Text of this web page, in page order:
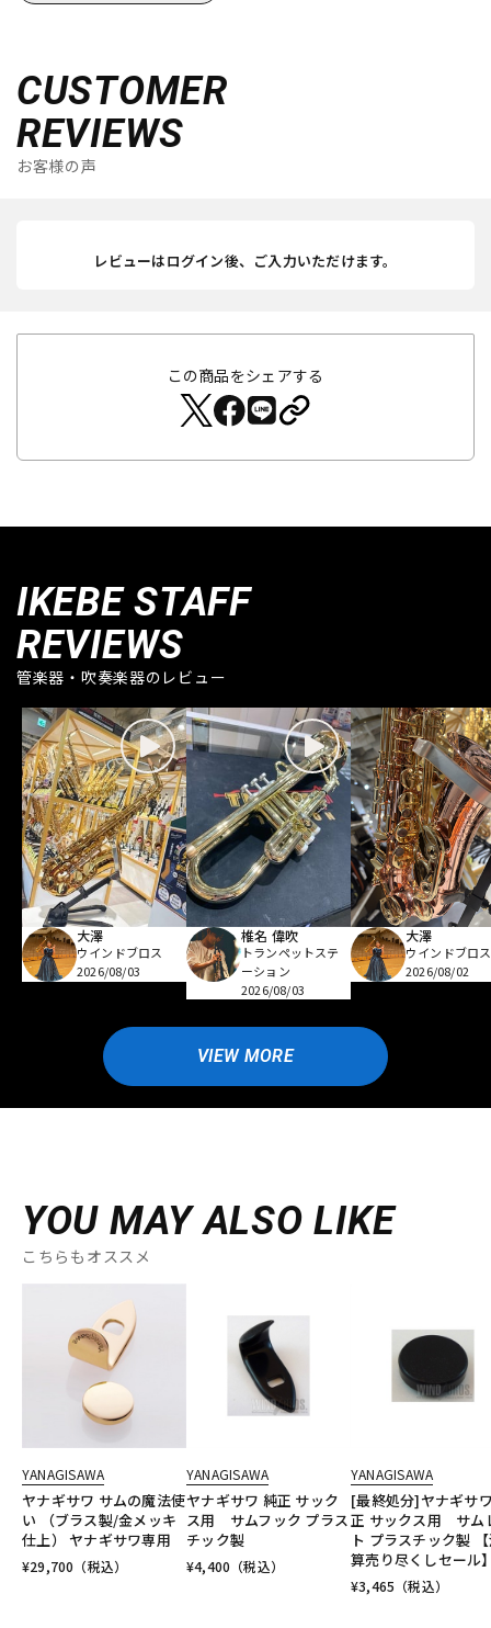
CUSTOMER
REVIEWS
お客様の声
レビューはログイン後、ご入力いただけます。
この商品をシェアする
IKEBE STAFF
REVIEWS
管楽器・吹奏楽器のレビュー
大澤
ウインドブロス
2026/08/03
椎名 偉吹
トランペットステ
ーション
2026/08/03
大澤
ウインドブロス
2026/08/02
VIEW MORE
YOU MAY ALSO LIKE
こちらもオススメ
YANAGISAWA
ヤナギサワ サムの魔法使
い （ブラス製/金メッキ
仕上） ヤナギサワ専用
¥29,700 （税込）
YANAGISAWA
ヤナギサワ 純正 サック
ス用 サムフック プラス
チック製
¥4,400 （税込）
YANAGISAWA
[最終処分]ヤナギサ
正 サックス用 サム
ト プラスチック製
算売り尽くしセール
¥3,465 （税込）